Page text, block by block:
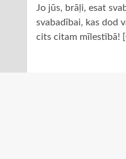
Jo jūs, brāļi, esat
svabadībai, kas dod
cits citam mīlestībā!